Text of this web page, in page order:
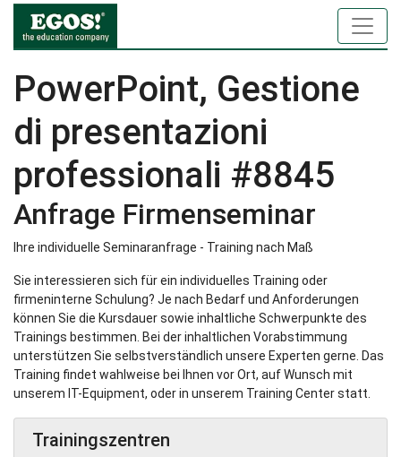
PowerPoint, Gestione
di presentazioni
professionali #8845
Anfrage Firmenseminar
Ihre individuelle Seminaranfrage - Training nach Maß
Sie interessieren sich für ein individuelles Training oder
firmeninterne Schulung? Je nach Bedarf und Anforderungen
können Sie die Kursdauer sowie inhaltliche Schwerpunkte des
Trainings bestimmen. Bei der inhaltlichen Vorabstimmung
unterstützen Sie selbstverständlich unsere Experten gerne. Das
Training findet wahlweise bei Ihnen vor Ort, auf Wunsch mit
unserem IT-Equipment, oder in unserem Training Center statt.
Trainingszentren